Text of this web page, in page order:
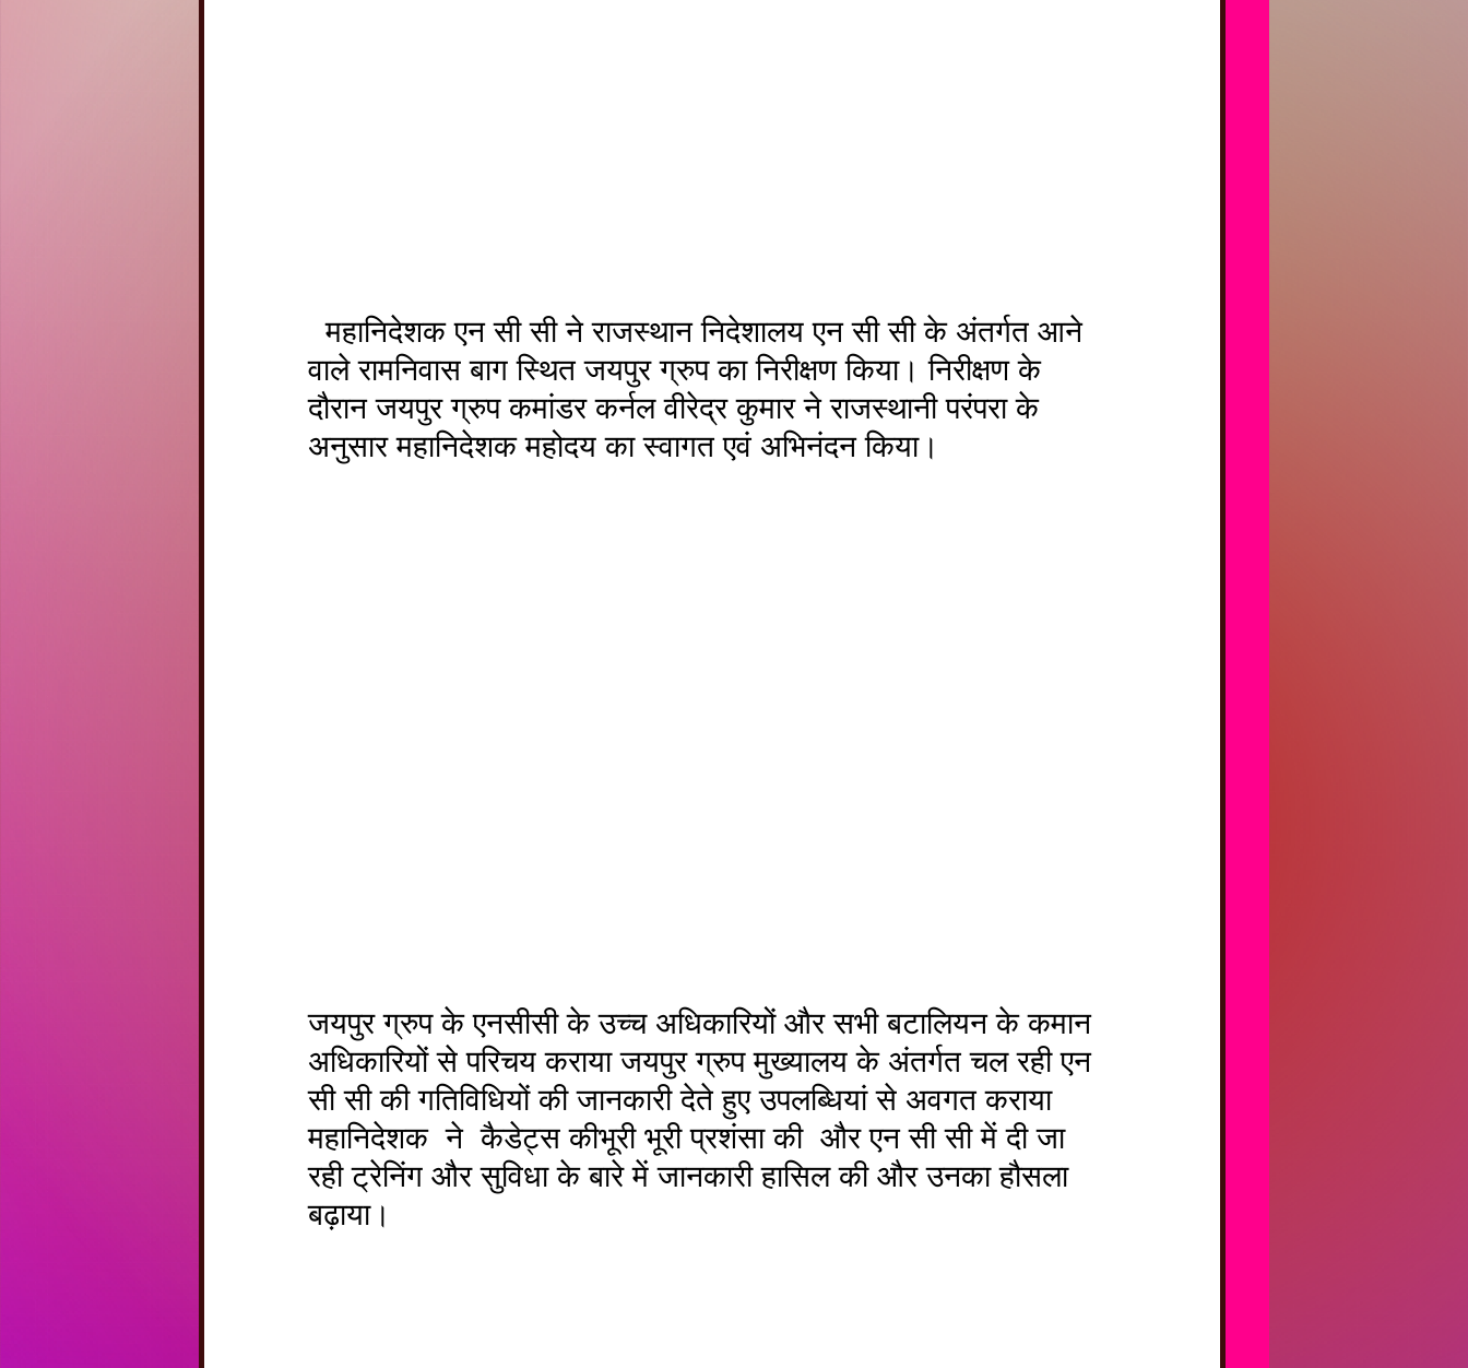
  महानिदेशक एन सी सी ने राजस्थान निदेशालय एन सी सी के अंतर्गत आने
वाले रामनिवास बाग स्थित जयपुर ग्रुप का निरीक्षण किया। निरीक्षण के
दौरान जयपुर ग्रुप कमांडर कर्नल वीरेद्र कुमार ने राजस्थानी परंपरा के
अनुसार महानिदेशक महोदय का स्वागत एवं अभिनंदन किया।
जयपुर ग्रुप के एनसीसी के उच्च अधिकारियों और सभी बटालियन के कमान
अधिकारियों से परिचय कराया जयपुर ग्रुप मुख्यालय के अंतर्गत चल रही एन
सी सी की गतिविधियों की जानकारी देते हुए उपलब्धियां से अवगत कराया
महानिदेशक  ने  कैडेट्स कीभूरी भूरी प्रशंसा की  और एन सी सी में दी जा
रही ट्रेनिंग और सुविधा के बारे में जानकारी हासिल की और उनका हौसला
बढ़ाया।